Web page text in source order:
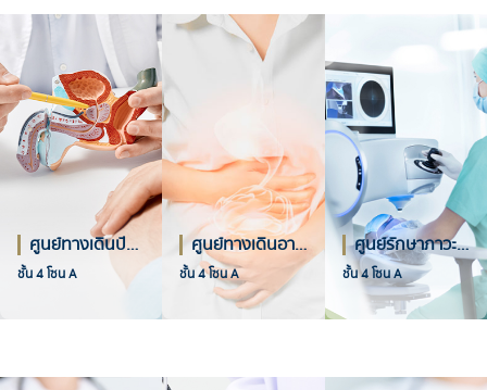
ศูนย์ทางเดินปัสสาวะ
ชั้น 4 โซน A
ศูนย์ทางเดินอาหารและตับ
ชั้น 4 โซน A
ศูนย์รักษาภาวะสายตาผิดปกติด้วยเลเซอร์ (The SiGHT by SiPH)
ชั้น 4 โซน A